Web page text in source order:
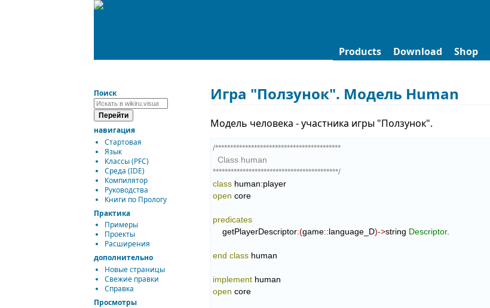
Products Download Shop
Игра "Ползунок". Модель Human
Модель человека - участника игры "Ползунок".
/******************************************
  Class human
******************************************/
class human:player
open core
predicates
    getPlayerDescriptor
:(game::language_D)->string Descriptor.
end class human
implement
open core
Поиск
навигация
Стартовая
Язык
Классы (PFC)
Среда (IDE)
Компилятор
Руководства
Книги по Прологу
Практика
Примеры
Проекты
Расширения
дополнительно
Новые страницы
Свежие правки
Справка
Просмотры